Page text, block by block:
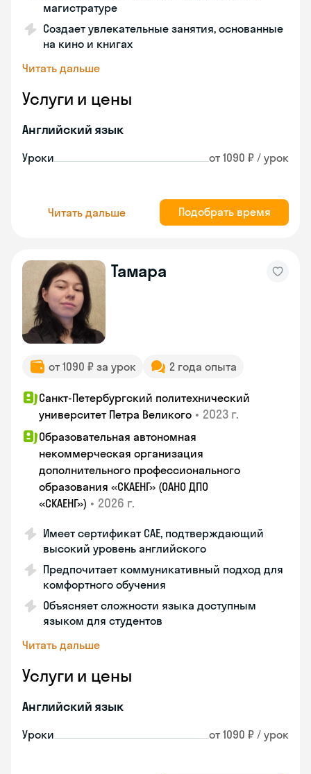
магистратуре
Создает увлекательные занятия, основанные
на кино и книгах
Читать дальше
Услуги и цены
Английский язык
Уроки от 1090 ₽ / урок
Читать дальше Подобрать время
Тамара
от 1090 ₽ за урок 2 года опыта
Санкт-Петербургский политехнический
университет Петра Великого • 2023 г.
Образовательная автономная
некоммерческая организация
дополнительного профессионального
образования «СКАЕНГ» (ОАНО ДПО
«СКАЕНГ») • 2026 г.
Имеет сертификат CAE, подтверждающий
высокий уровень английского
Предпочитает коммуникативный подход для
комфортного обучения
Объясняет сложности языка доступным
языком для студентов
Читать дальше
Услуги и цены
Английский язык
Уроки от 1090 ₽ / урок